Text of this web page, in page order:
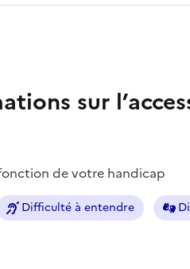
sur
de votre handicap
Difficulté à entendre